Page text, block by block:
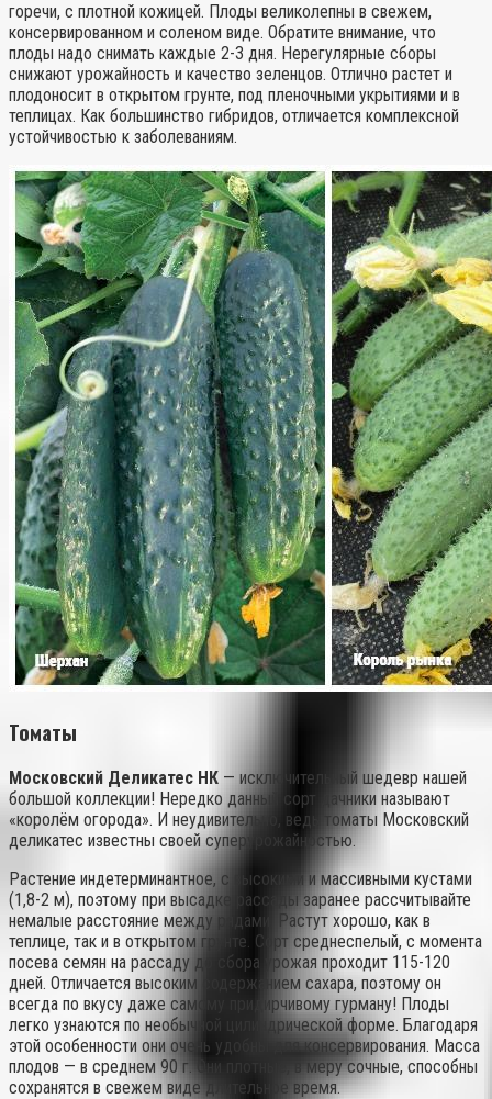
горечи, с плотной кожицей. Плоды великолепны в свежем,
консервированном и соленом виде. Обратите внимание, что
плоды надо снимать каждые 2-3 дня. Нерегулярные сборы
снижают урожайность и качество зеленцов. Отлично растет и
плодоносит в открытом грунте, под пленочными укрытиями и в
теплицах. Как большинство гибридов, отличается комплексной
устойчивостью к заболеваниям.
Томаты
Московский Деликатес НК — исключительный шедевр нашей
большой коллекции! Нередко данный сорт дачники называют
«королём огорода». И неудивительно, ведь томаты Московский
деликатес известны своей суперурожайностью.
Растение индетерминантное, с высокими и массивными кустами
(1,8-2 м), поэтому при высадке рассады заранее рассчитывайте
немалые расстояние между рядами. Растут хорошо, как в
теплице, так и в открытом грунте. Сорт среднеспелый, с момента
посева семян на рассаду до сбора урожая проходит 115-120
дней. Отличается высоким содержанием сахара, поэтому он
всегда по вкусу даже самому придирчивому гурману! Плоды
легко узнаются по необычной цилиндрической форме. Благодаря
этой особенности они очень удобны для консервирования. Масса
плодов — в среднем 90 г. Они плотные, в меру сочные, способны
сохранятся в свежем виде длительное время.